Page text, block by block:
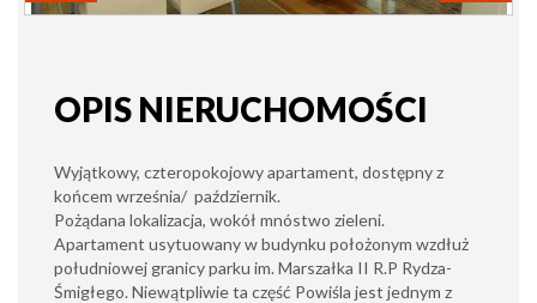
OPIS NIERUCHOMOŚCI
Wyjątkowy, czteropokojowy apartament, dostępny z
końcem września/ październik.
Pożądana lokalizacja, wokół mnóstwo zieleni.
Apartament usytuowany w budynku położonym wzdłuż
południowej granicy parku im. Marszałka II R.P Rydza-
Śmigłego. Niewątpliwie ta część Powiśla jest jednym z